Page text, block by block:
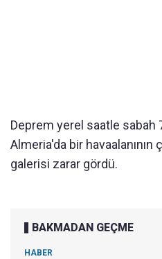
Deprem yerel saatle sabah
Almeria'da bir havaalanının
galerisi zarar gördü.
BAKMADAN GEÇME
HABER